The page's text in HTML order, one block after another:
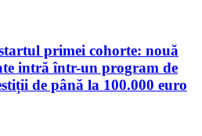
primei cohorte: nouă
intră într-un program de
de până la 100.000 euro